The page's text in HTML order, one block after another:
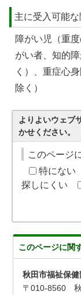
主に受入可能
障がい児（重
がい者、知的
く）、重症心
除く）
よりよいウェブ
かせください。
このページ
特にない
探しにくい
このページに関
秋田市福祉保
〒010-8560